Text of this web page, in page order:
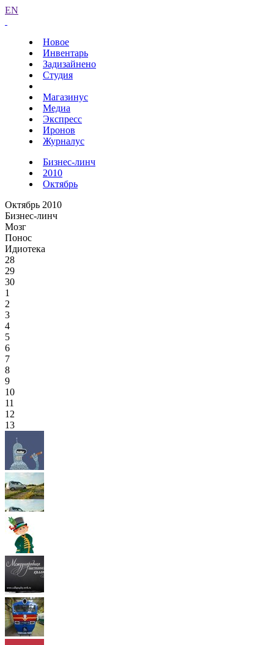
EN
Новое
Инвентарь
Задизайнено
Студия
Магазинус
Медиа
Экспресс
Иронов
Журналус
Бизнес-линч
2010
Октябрь
Октябрь 2010
Бизнес-линч
Мозг
Понос
Идиотека
28
29
30
1
2
3
4
5
6
7
8
9
10
11
12
13